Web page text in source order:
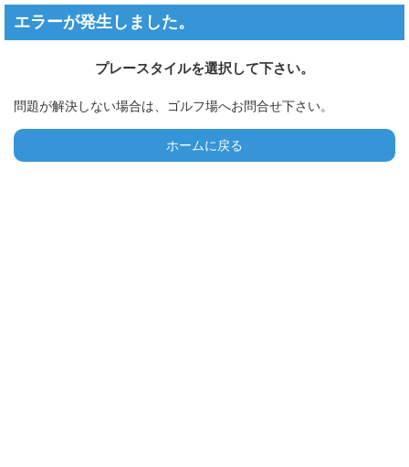
エラーが発生しました。
プレースタイルを選択して下さい。
問題が解決しない場合は、ゴルフ場へお問合せ下さい。
ホームに戻る